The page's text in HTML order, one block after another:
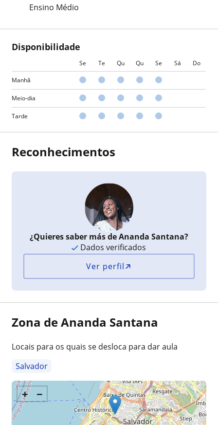
Ensino Médio
Disponibilidade
Se Te Qu Qu Se Sá Do
Manhã
Meio-dia
Tarde
Reconhecimentos
¿Quieres saber más de Ananda Santana?
Dados verificados
Ver perfil
Zona de Ananda Santana
Locais para os quais se desloca para dar aula
Salvador
+ −